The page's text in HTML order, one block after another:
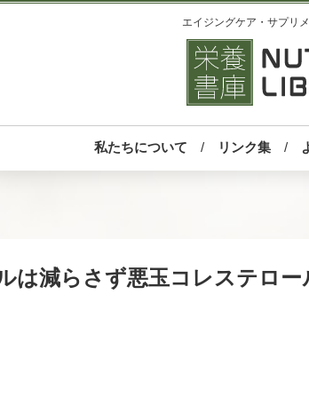
エイジングケア・サプリ
私たちについて リンク集
は減らさず悪玉コレステロー